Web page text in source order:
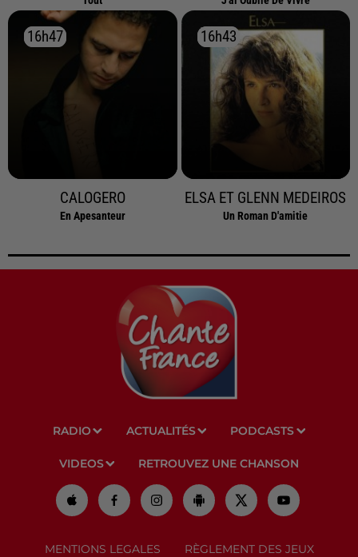
16h47
16h47
CALOGERO
En Apesanteur
16h43
16h43
ELSA ET GLENN MEDEIROS
Un Roman D'amitie
RADIO ACTUALITÉS PODCASTS
VIDEOS RETROUVEZ UNE CHANSON
MENTIONS LEGALES RÈGLEMENT DES JEUX